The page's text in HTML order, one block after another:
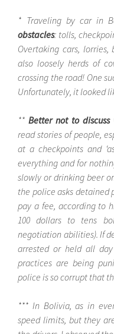
* Traveling by car in
obstacles: tolls,
Overtaking cars, lorries,
also loosely herds of
crossing the road! One
Unfortunately, it looked
**Better not to
read stories of people,
at a checkpoints and
everything and for
slowly or drinking beer
the police asks detained
pay a fee, according to
100 dollars to tens
negotiation abilities). If
arrested or held all
practices are being
police is so corrupt that
*** In Bolivia, as in
speed limits, but they